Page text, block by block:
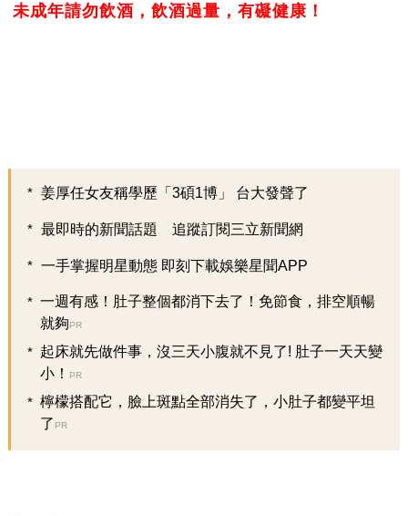
未成年請勿飲酒，飲酒過量，有礙健康！
姜厚任女友稱學歷「3碩1博」 台大發聲了
最即時的新聞話題 追蹤訂閱三立新聞網
一手掌握明星動態 即刻下載娛樂星聞APP
一週有感！肚子整個都消下去了！免節食，排空順暢
就夠PR
起床就先做件事，沒三天小腹就不見了! 肚子一天天變
小！
PR
檸檬搭配它，臉上斑點全部消失了，小肚子都變平坦
了 PR